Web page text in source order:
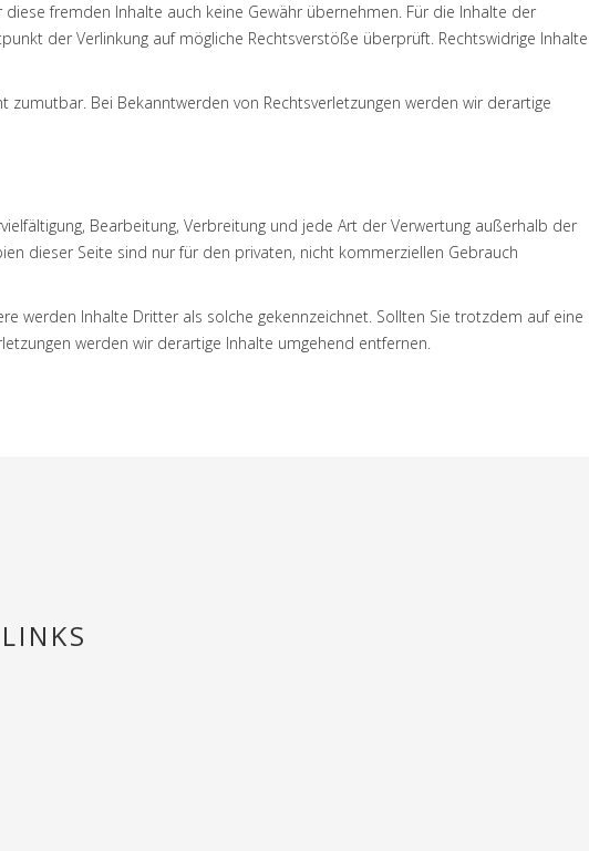
fremden Inhalte auch keine Gewähr übernehmen. Für die Inhalte der
der Verlinkung auf mögliche Rechtsverstöße überprüft. Rechtswidrige Inhalte
Bei Bekanntwerden von Rechtsverletzungen werden wir derartige
Bearbeitung, Verbreitung und jede Art der Verwertung außerhalb der
dieser Seite sind nur für den privaten, nicht kommerziellen Gebrauch
werden Inhalte Dritter als solche gekennzeichnet. Sollten Sie trotzdem auf eine
werden wir derartige Inhalte umgehend entfernen.